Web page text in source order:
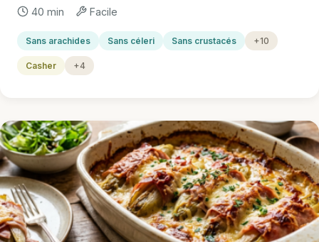
40 min Facile
Sans arachides Sans céleri Sans crustacés +10
Casher +4